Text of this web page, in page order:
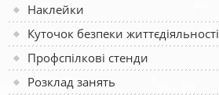
Наклейки
Куточок безпеки життєдіяльності
Профспілкові стенди
Розклад занять